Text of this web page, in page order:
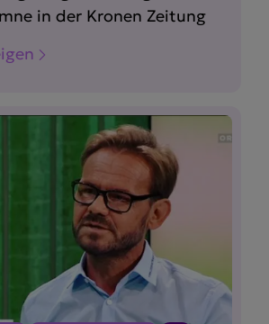
in der Kronen Zeitung